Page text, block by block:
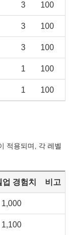
3 100
3 100
3 100
1 100
1 100
적용되며, 각 레벨
업 경험치 비고
1,000
1,100